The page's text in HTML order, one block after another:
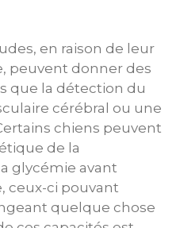
en raison de leur
peuvent donner des
que la détection du
cérébral ou une
chiens peuvent
de la
glycémie avant
ceux-ci pouvant
quelque chose